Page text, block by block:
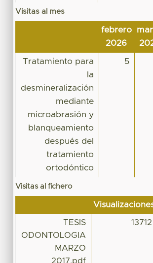
Visitas al mes
febrero
2026
Tratamiento para
la
desmineralización
mediante
microabrasión y
blanqueamiento
después del
tratamiento
ortodóntico
5
Visitas al fichero
TESIS
ODONTOLOGIA
MARZO
2017.pdf
13712